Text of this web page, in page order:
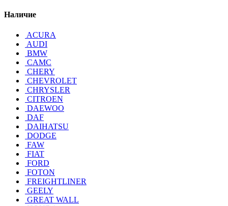
Наличие
ACURA
AUDI
BMW
CAMC
CHERY
CHEVROLET
CHRYSLER
CITROEN
DAEWOO
DAF
DAIHATSU
DODGE
FAW
FIAT
FORD
FOTON
FREIGHTLINER
GEELY
GREAT WALL